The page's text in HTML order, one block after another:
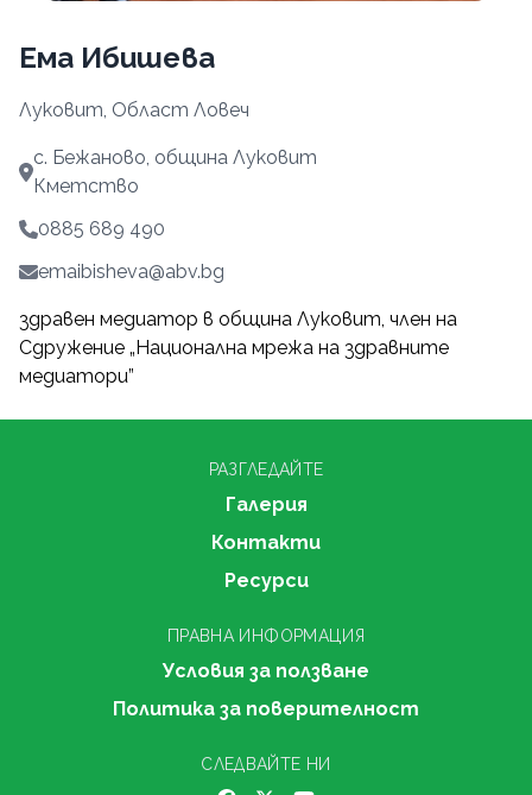
Ема Ибишева
Луковит, Област Ловеч
с. Бежаново, община Луковит
Кметство
0885 689 490
emaibisheva@abv.bg
здравен медиатор в община Луковит, член на
Сдружение „Национална мрежа на здравните
медиатори”
РАЗГЛЕДАЙТЕ
Галерия
Контакти
Ресурси
ПРАВНА ИНФОРМАЦИЯ
Условия за ползване
Политика за поверителност
СЛЕДВАЙТЕ НИ